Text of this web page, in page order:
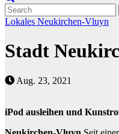
Lokales Neukirchen-Vluyn
Stadt
Aug. 23, 2021
iPod ausleihen und